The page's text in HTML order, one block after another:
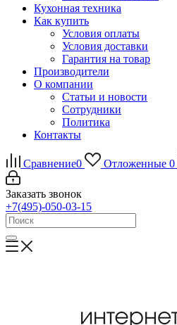
Кухонная техника
Как купить
Условия оплаты
Условия доставки
Гарантия на товар
Производители
О компании
Статьи и новости
Сотрудники
Политика
Контакты
Сравнение0 Отложенные 0
Заказать звонок
+7(495)-050-03-15